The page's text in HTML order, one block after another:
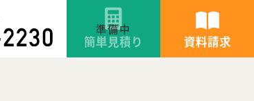
資料請求
簡単見積り